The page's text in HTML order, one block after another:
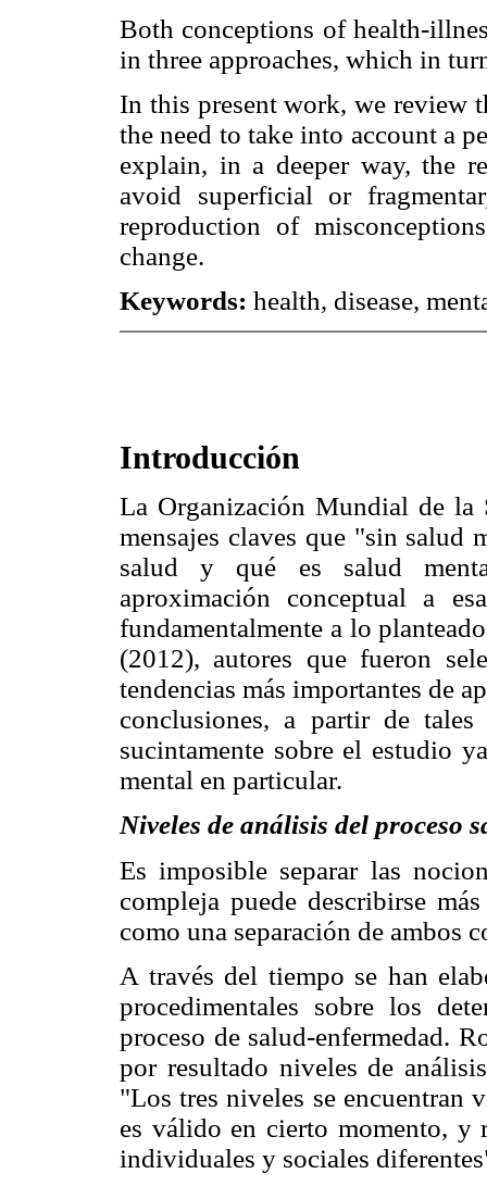
Both conceptions of health-
in three approaches, which in
In this present work, we review
the need to take into account a
explain, in a deeper way, the
avoid superficial or
reproduction of
change.
Keywords: health, disease,
Introducción
La Organización Mundial de la
mensajes claves que "sin salud
salud y qué es salud
aproximación conceptual a
fundamentalmente a lo
(2012), autores que fueron
tendencias más importantes de
conclusiones, a partir de tales
sucintamente sobre el estudio
mental en particular.
Niveles de análisis del proceso
Es imposible separar las
compleja puede describirse
como una separación de ambos
A través del tiempo se han
procedimentales sobre los
proceso de salud-enfermedad.
por resultado niveles de
"Los tres niveles se encuentran
es válido en cierto momento, y
individuales y sociales